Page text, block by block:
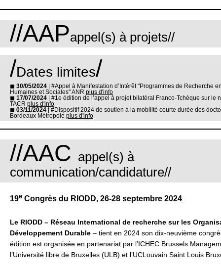
//AAPappel(s) à projets//
/Dates limites/
◼ 30/05/2024
| #Appel à Manifestation d’Intérêt "Programmes de Recherche
Humaines et Sociales" ANR plus d'info
◼ 17/07/2024
| #1e édition de l’appel à projet bilatéral Franco-Tchèque sur le
TACR plus d'info
◼ 03/11/2024
| #Dispositif 2024 de soutien à la mobilité courte durée des
Bordeaux Métropole plus d'info
//AAC appel(s) à
communication/candidature//
19e Congrès du RIODD, 26-28 septembre 2024
Le RIODD – Réseau International de recherche sur les
Développement Durable – tient en 2024 son dix-neuvième
édition est organisée en partenariat par l’ICHEC Brussels
l’Université libre de Bruxelles (ULB) et l’UCLouvain Saint Louis